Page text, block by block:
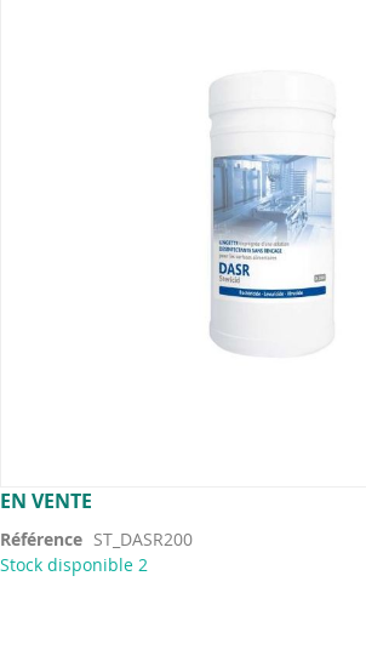
EN VENTE
Référence ST_DASR200
Stock disponible 2
Skip
the
beginning